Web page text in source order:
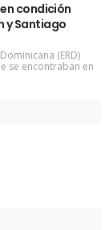
condición
y Santiago
(ERD)
se encontraban en